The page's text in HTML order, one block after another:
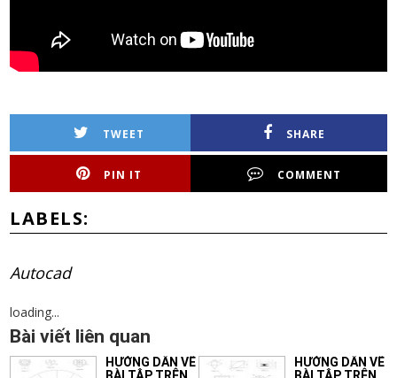
TWEET SHARE
PIN IT COMMENT
LABELS:
Autocad
loading...
Bài viết liên quan
HƯỚNG DẪN VẼ
HƯỚNG DẪN VẼ